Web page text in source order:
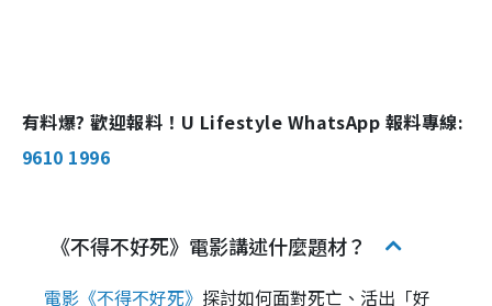
有料爆? 歡迎報料！U Lifestyle WhatsApp 報料專線:
9610 1996
《不得不好死》電影講述什麼題材？
電影《不得不好死》 探討如何面對死亡、活出「好